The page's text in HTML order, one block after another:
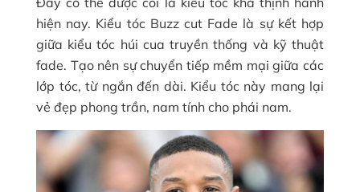
hiện nay. Kiểu tóc Buzz cut Fade là sự kết hợp
giữa kiểu tóc húi cua truyền thống và kỹ thuật
fade. Tạo nên sự chuyển tiếp mềm mại giữa các
lớp tóc, từ ngắn đến dài. Kiểu tóc này mang lại
vẻ đẹp phong trần, nam tính cho phái nam.